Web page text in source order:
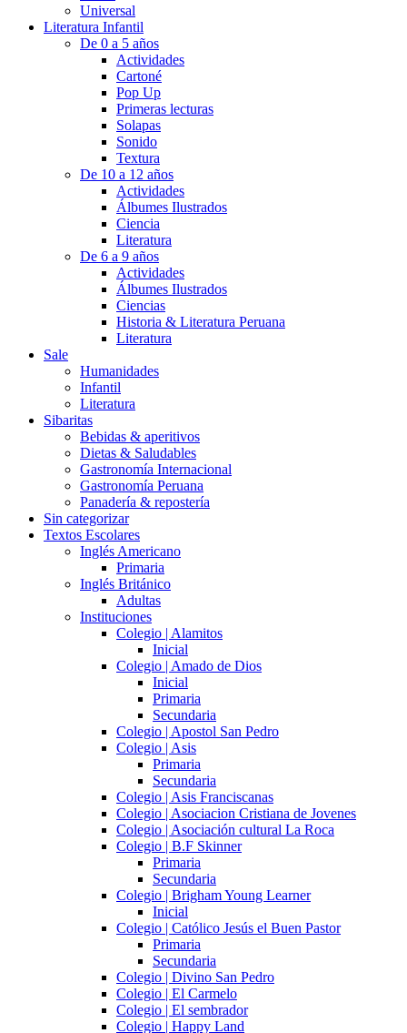
Universal
Literatura Infantil
De 0 a 5 años
Actividades
Cartoné
Pop Up
Primeras lecturas
Solapas
Sonido
Textura
De 10 a 12 años
Actividades
Álbumes Ilustrados
Ciencia
Literatura
De 6 a 9 años
Actividades
Álbumes Ilustrados
Ciencias
Historia & Literatura Peruana
Literatura
Sale
Humanidades
Infantil
Literatura
Sibaritas
Bebidas & aperitivos
Dietas & Saludables
Gastronomía Internacional
Gastronomía Peruana
Panadería & repostería
Sin categorizar
Textos Escolares
Inglés Americano
Primaria
Inglés Británico
Adultas
Instituciones
Colegio | Alamitos
Inicial
Colegio | Amado de Dios
Inicial
Primaria
Secundaria
Colegio | Apostol San Pedro
Colegio | Asis
Primaria
Secundaria
Colegio | Asis Franciscanas
Colegio | Asociacion Cristiana de Jovenes
Colegio | Asociación cultural La Roca
Colegio | B.F Skinner
Primaria
Secundaria
Colegio | Brigham Young Learner
Inicial
Colegio | Católico Jesús el Buen Pastor
Primaria
Secundaria
Colegio | Divino San Pedro
Colegio | El Carmelo
Colegio | El sembrador
Colegio | Happy Land